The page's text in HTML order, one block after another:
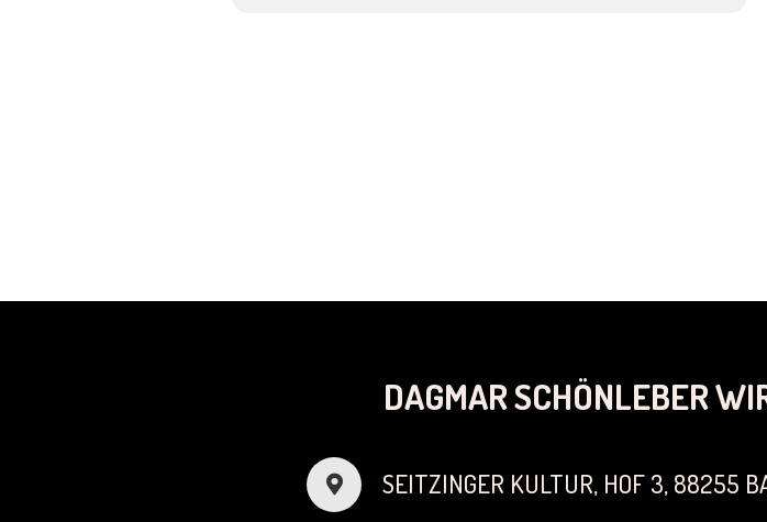
DAGMAR SCHÖNLEBER
SEITZINGER KULTUR, HOF 3, 88255